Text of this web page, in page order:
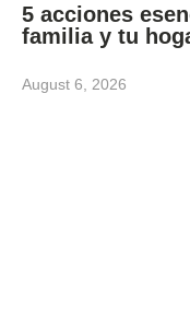
5 acciones
familia y tu
August 6, 2026